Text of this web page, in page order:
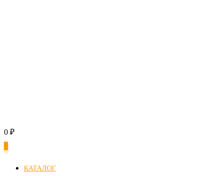
0 ₽
КАТАЛОГ